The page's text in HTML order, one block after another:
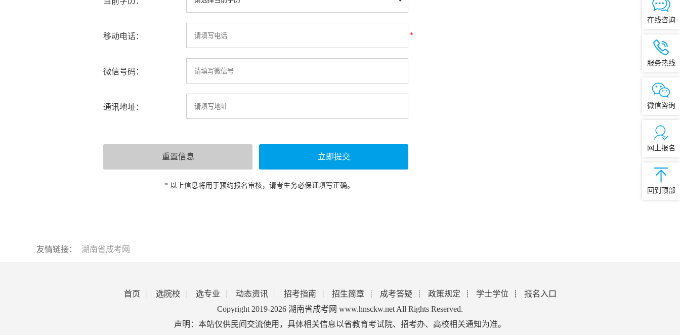
移动电话： *
微信号码：
通讯地址：
* 以上信息将用于预约报名审核，请考生务必保证填写正确。
友情链接： 湖南省成考网
首页 选院校 选专业 动态资讯 招考指南 招生简章 成考答疑 政策规定 学士学位
报名入口
Copyright 2019-2026 湖南省成考网 www.hnsckw.net All Rights Reserved.
声明：本站仅供民间交流使用，具体相关信息以省教育考试院、招考办、高校相关通知为准。
在线咨询
服务热线
微信咨询
网上报名
回到顶部